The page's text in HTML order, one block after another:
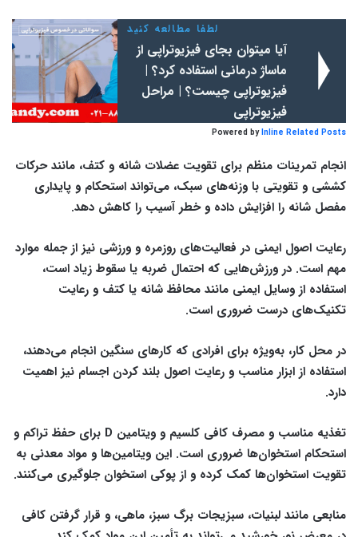
لطفا مطالعه کنید
آیا میتوان بجای فیزیوتراپی از
ماساژ درمانی استفاده کرد؟ |
فیزیوتراپی چیست؟ | مراحل
فیزیوتراپی
Powered by Inline Related Posts
انجام تمرینات منظم برای تقویت عضلات شانه و کتف، مانند حرکات
کششی و تقویتی با وزنه‌های سبک، می‌تواند استحکام و پایداری
مفصل شانه را افزایش داده و خطر آسیب را کاهش دهد.
رعایت اصول ایمنی در فعالیت‌های روزمره و ورزشی نیز از جمله موارد
مهم است. در ورزش‌هایی که احتمال ضربه یا سقوط زیاد است،
استفاده از وسایل ایمنی مانند محافظ شانه یا کتف و رعایت
تکنیک‌های درست ضروری است.
در محل کار، به‌ویژه برای افرادی که کارهای سنگین انجام می‌دهند،
استفاده از ابزار مناسب و رعایت اصول بلند کردن اجسام نیز اهمیت
دارد.
تغذیه مناسب و مصرف کافی کلسیم و ویتامین D برای حفظ تراکم و
استحکام استخوان‌ها ضروری است. این ویتامین‌ها و مواد معدنی به
تقویت استخوان‌ها کمک کرده و از پوکی استخوان جلوگیری می‌کنند.
منابعی مانند لبنیات، سبزیجات برگ سبز، ماهی، و قرار گرفتن کافی